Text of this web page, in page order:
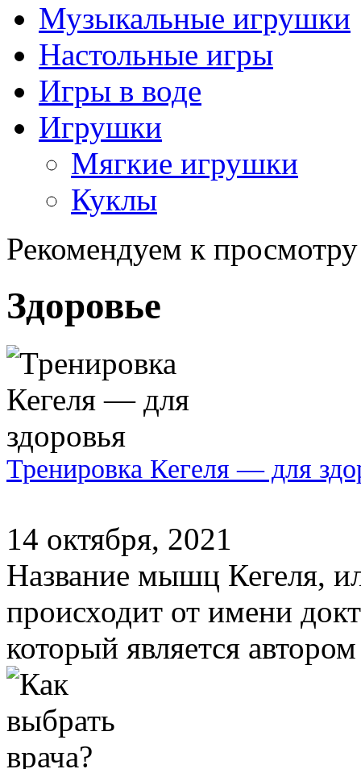
Музыкальные игрушки
Настольные игры
Игры в воде
Игрушки
Мягкие игрушки
Куклы
Рекомендуем к просмотру
Здоровье
Тренировка Кегеля — для
14 октября, 2021
Название мышц Кегеля,
происходит от имени
который является